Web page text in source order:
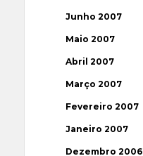
Junho 2007
Maio 2007
Abril 2007
Março 2007
Fevereiro 2007
Janeiro 2007
Dezembro 2006